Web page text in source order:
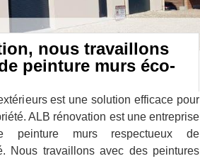
nous travaillons
peinture murs éco-
est une solution efficace pour
ALB rénovation est une entreprise
peinture murs respectueux de
Nous travaillons avec des peintures